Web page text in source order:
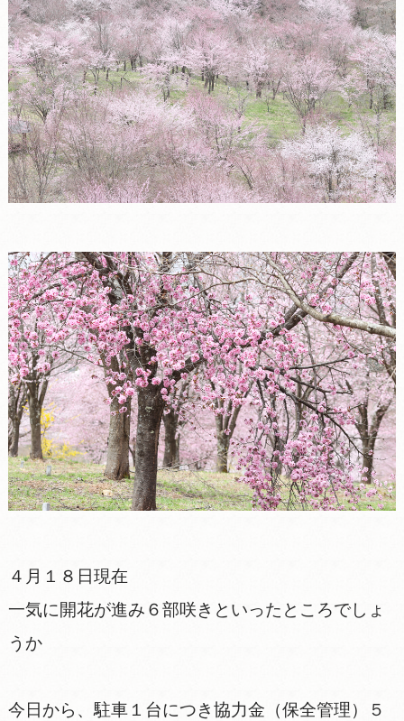
４月１８日現在
一気に開花が進み６部咲きといったところでしょ
うか
今日から、駐車１台につき協力金（保全管理）５